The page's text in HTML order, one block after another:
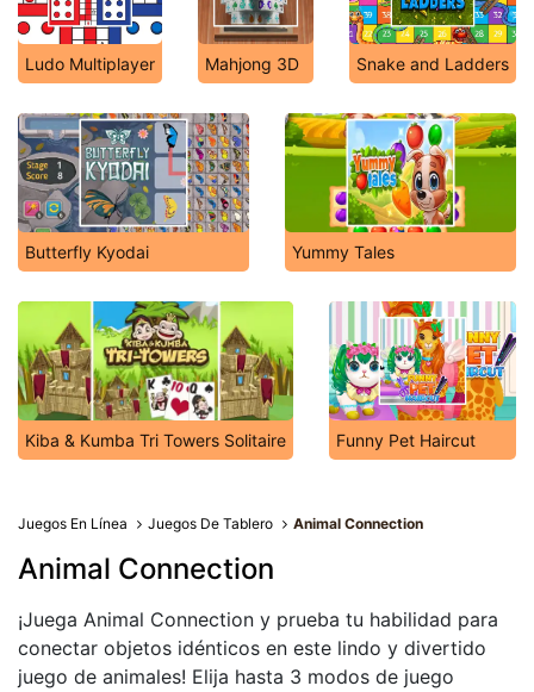
Ludo Multiplayer Mahjong 3D Snake and Ladders
Butterfly Kyodai Yummy Tales
Kiba & Kumba Tri Towers Solitaire Funny Pet Haircut
Juegos En Línea Juegos De Tablero Animal Connection
Animal Connection
¡Juega Animal Connection y prueba tu habilidad para
conectar objetos idénticos en este lindo y divertido
juego de animales! Elija hasta 3 modos de juego